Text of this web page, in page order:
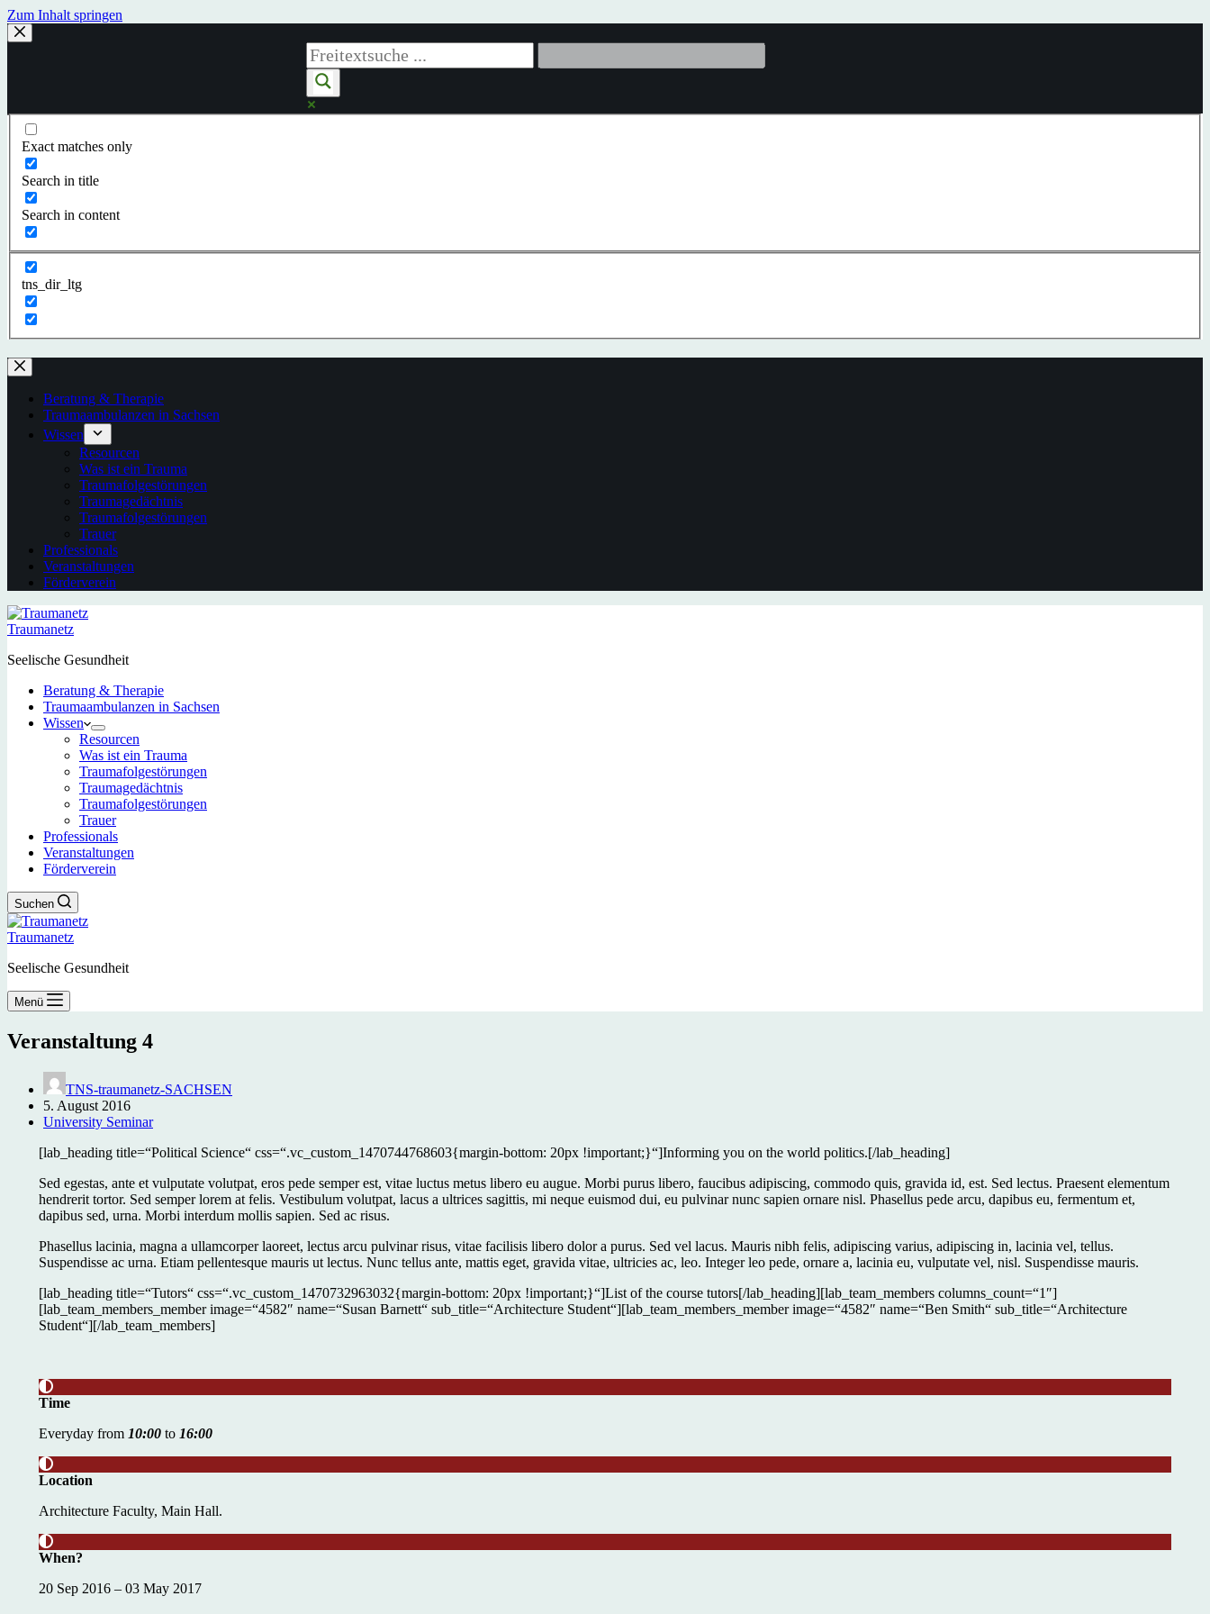
Zum Inhalt springen
Exact matches only
Search in title
Search in content
tns_dir_ltg
Beratung & Therapie
Traumaambulanzen in Sachsen
Wissen
Resourcen
Was ist ein Trauma
Traumafolgestörungen
Traumagedächtnis
Traumafolgestörungen
Trauer
Professionals
Veranstaltungen
Förderverein
Traumanetz
Seelische Gesundheit
Beratung & Therapie
Traumaambulanzen in Sachsen
Wissen
Resourcen
Was ist ein Trauma
Traumafolgestörungen
Traumagedächtnis
Traumafolgestörungen
Trauer
Professionals
Veranstaltungen
Förderverein
Suchen
Traumanetz
Seelische Gesundheit
Menü
Veranstaltung 4
TNS-traumanetz-SACHSEN
5. August 2016
University Seminar
[lab_heading title=“Political Science“ css=“.vc_custom_1470744768603{margin-bottom: 20px !important;}“]Informing you on the world politics.[/lab_heading]
Sed egestas, ante et vulputate volutpat, eros pede semper est, vitae luctus metus libero eu augue. Morbi purus libero, faucibus adipiscing, commodo quis, gravida id, est. Sed lectus. Praesent elementum
hendrerit tortor. Sed semper lorem at felis. Vestibulum volutpat, lacus a ultrices sagittis, mi neque euismod dui, eu pulvinar nunc sapien ornare nisl. Phasellus pede arcu, dapibus eu, fermentum et,
dapibus sed, urna. Morbi interdum mollis sapien. Sed ac risus.
Phasellus lacinia, magna a ullamcorper laoreet, lectus arcu pulvinar risus, vitae facilisis libero dolor a purus. Sed vel lacus. Mauris nibh felis, adipiscing varius, adipiscing in, lacinia vel, tellus.
Suspendisse ac urna. Etiam pellentesque mauris ut lectus. Nunc tellus ante, mattis eget, gravida vitae, ultricies ac, leo. Integer leo pede, ornare a, lacinia eu, vulputate vel, nisl. Suspendisse mauris.
[lab_heading title=“Tutors“ css=“.vc_custom_1470732963032{margin-bottom: 20px !important;}“]List of the course tutors[/lab_heading][lab_team_members columns_count=“1″]
[lab_team_members_member image=“4582″ name=“Susan Barnett“ sub_title=“Architecture Student“][lab_team_members_member image=“4582″ name=“Ben Smith“ sub_title=“Architecture
Student“][/lab_team_members]
Time
Everyday from 10:00 to 16:00
Location
Architecture Faculty, Main Hall.
When?
20 Sep 2016 – 03 May 2017